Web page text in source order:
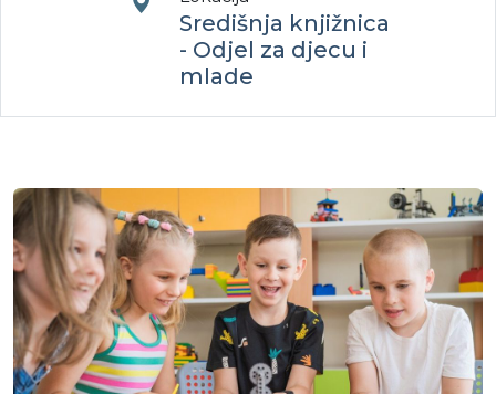
Središnja knjižnica
- Odjel za djecu i
mlade